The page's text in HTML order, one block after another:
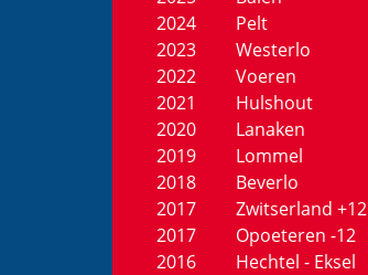
2024
Pelt
2023
Westerlo
2022
Voeren
2021
Hulshout
2020
Lanaken
2019
Lommel
2018
Beverlo
2017
Zwitserland +12
2017
Opoeteren -12
2016
Hechtel - Eksel